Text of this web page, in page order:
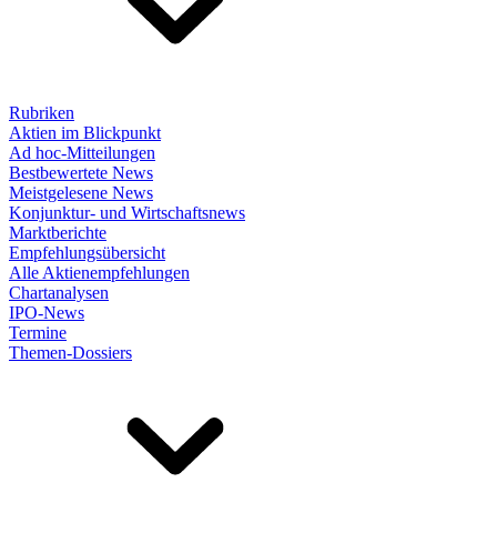
Rubriken
Aktien im Blickpunkt
Ad hoc-Mitteilungen
Bestbewertete News
Meistgelesene News
Konjunktur- und Wirtschaftsnews
Marktberichte
Empfehlungsübersicht
Alle Aktienempfehlungen
Chartanalysen
IPO-News
Termine
Themen-Dossiers